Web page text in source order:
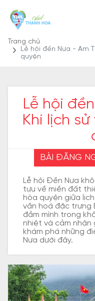
Trang chủ
Lễ hội đền Nưa - Am
quyện
Lễ hội
Khi lịch
BÀI ĐĂNG
Lễ hội Đền Nưa
tựu về miền đất
hòa quyện giữa
văn hoá đặc trưng
đắm mình trong
nhiệt và cảm nhận
khám phá những
Nưa dưới đây.